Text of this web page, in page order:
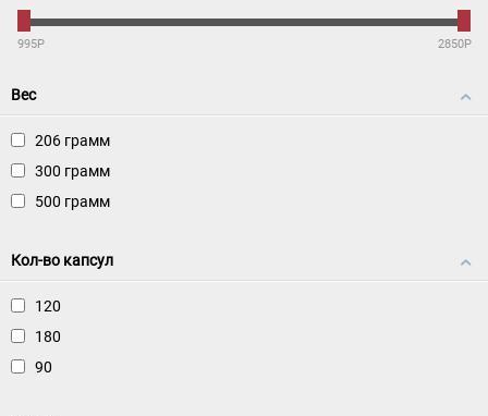
995Р 2850Р
Вес
206 грамм
300 грамм
500 грамм
Кол-во капсул
120
180
90